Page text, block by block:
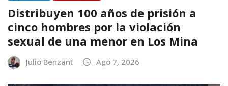
Distribuyen 100 años de prisión a
cinco hombres por la violación
sexual de una menor en Los Mina
Julio Benzant Ago 7, 2026